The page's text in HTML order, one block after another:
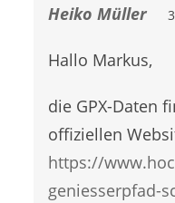
Heiko Müller
Hallo Markus,
die GPX-Daten
offiziellen
https://
geniesserpfad-